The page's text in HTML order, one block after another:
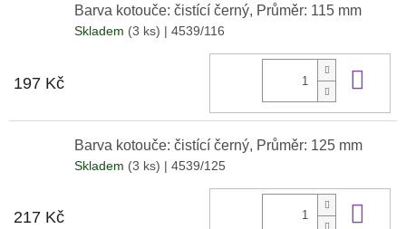
Barva kotouče: čistící černý, Průměr: 115 mm
Skladem (3 ks) | 4539/116
197 Kč
Barva kotouče: čistící černý, Průměr: 125 mm
Skladem (3 ks) | 4539/125
217 Kč